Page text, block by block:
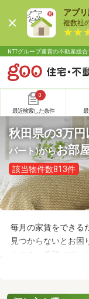
アプ
複数社
NTTグループ運営の不動産総
0
最近検索した条件
秋田県の3万
パート)からお部
該当物件数813件
毎月の家賃をできる
見つからないとお困
ものの、希望にぴ
ます。ここでは、
るお部屋を探してみ